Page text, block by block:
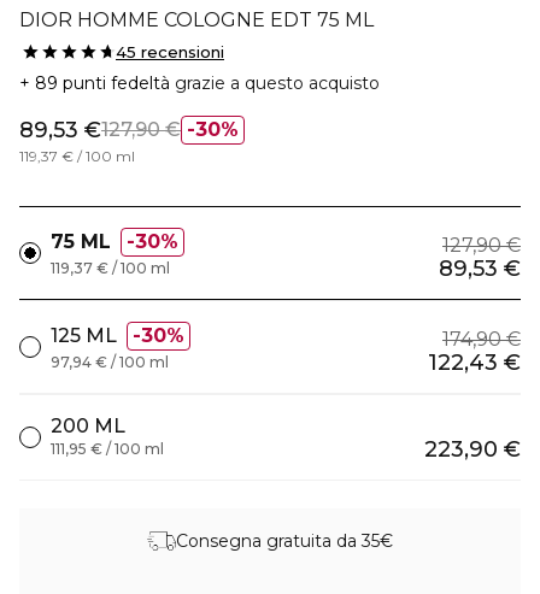
DIOR HOMME COLOGNE EDT 75 ML
45 recensioni
89 punti fedeltà grazie a questo acquisto
30%
89,53 €127,90 €
119,37 € / 100 ml
75 ML 30% 127,90 €
89,53 €
119,37 € / 100 ml
125 ML 30% 174,90 €
122,43 €
97,94 € / 100 ml
200 ML
223,90 €
111,95 € / 100 ml
Consegna gratuita da 35€